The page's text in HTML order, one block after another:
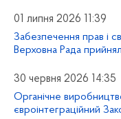
01 липня 2026 11:39
Забезпечення прав і
Верховна Рада
30 червня 2026 14:35
Органічне
євроінтеграційний